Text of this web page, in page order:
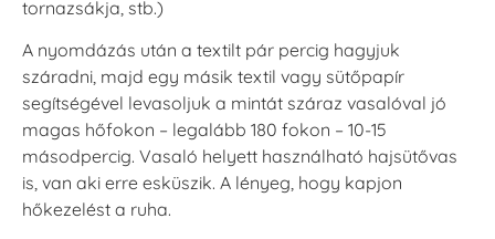
tornazsákja, stb.)
A nyomdázás után a textilt pár percig hagyjuk
száradni, majd egy másik textil vagy sütőpapír
segítségével levasoljuk a mintát száraz vasalóval jó
magas hőfokon – legalább 180 fokon – 10-15
másodpercig. Vasaló helyett használható hajsütővas
is, van aki erre esküszik. A lényeg, hogy kapjon
hőkezelést a ruha.